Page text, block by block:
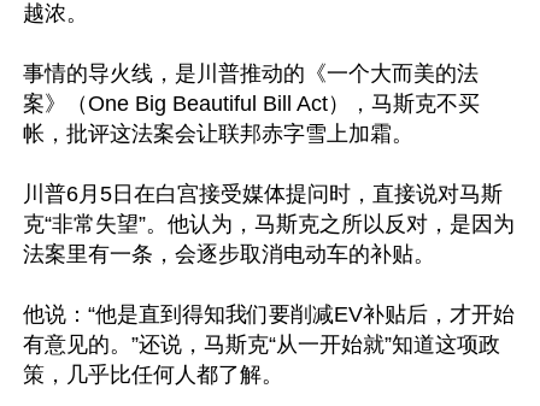
越浓。
事情的导火线，是川普推动的《一个大而美的法
案》（One Big Beautiful Bill Act），马斯克不买
帐，批评这法案会让联邦赤字雪上加霜。
川普6月5日在白宫接受媒体提问时，直接说对马斯
克“非常失望”。他认为，马斯克之所以反对，是因为
法案里有一条，会逐步取消电动车的补贴。
他说：“他是直到得知我们要削减EV补贴后，才开始
有意见的。”还说，马斯克“从一开始就”知道这项政
策，几乎比任何人都了解。